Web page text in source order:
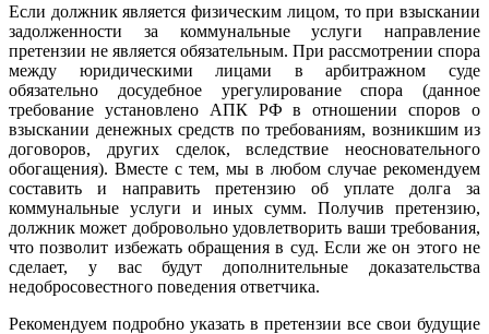
Если должник является физическим лицом, то при взыскании
задолженности за коммунальные услуги направление
претензии не является обязательным. При рассмотрении спора
между юридическими лицами в арбитражном суде
обязательно досудебное урегулирование спора (данное
требование установлено АПК РФ в отношении споров о
взыскании денежных средств по требованиям, возникшим из
договоров, других сделок, вследствие неосновательного
обогащения). Вместе с тем, мы в любом случае рекомендуем
составить и направить претензию об уплате долга за
коммунальные услуги и иных сумм. Получив претензию,
должник может добровольно удовлетворить ваши требования,
что позволит избежать обращения в суд. Если же он этого не
сделает, у вас будут дополнительные доказательства
недобросовестного поведения ответчика.
Рекомендуем подробно указать в претензии все свои будущие